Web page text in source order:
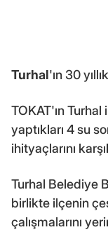
Turhal'ın 30
TOKAT'ın
yaptıkları 4 su
ihityaçlarını
Turhal Belediye
birlikte ilçenin
çalışmalarını